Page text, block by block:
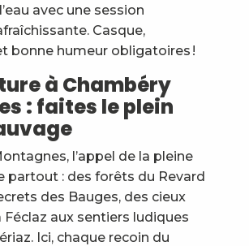
avec une session
Casque,
bonne humeur obligatoires !
à Chambéry
: faites le plein
l’appel de la pleine
partout : des forêts du Revard
des Bauges, des cieux
aux sentiers ludiques
Ici, chaque recoin du